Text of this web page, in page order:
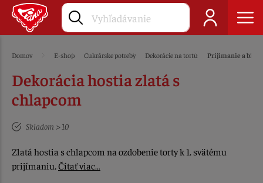
Domov E-shop Cukrárske potreby Dekorácie na tortu Prijímanie a
Dekorácia hostia zlatá s
chlapcom
Skladom > 10
Zlatá hostia s chlapcom na ozdobenie torty k 1. svätému
prijímaniu.Čítať viac…